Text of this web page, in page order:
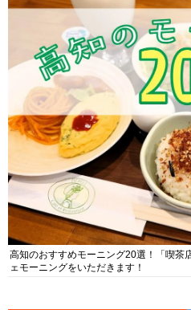
高知のおすすめモーニング20選！「喫茶
ェモーニングをいただきます！